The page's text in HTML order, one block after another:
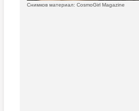
Снимков материал: CosmoGirl Magazine